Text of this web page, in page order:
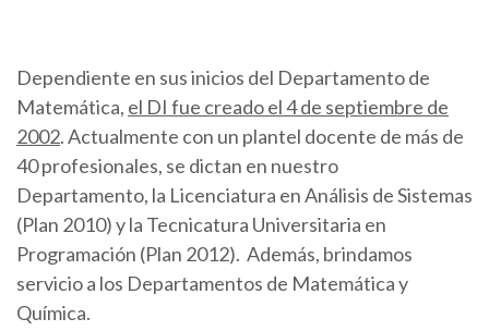
Dependiente en sus inicios del Departamento de
Matemática, el DI fue creado el 4 de septiembre de
2002. Actualmente con un plantel docente de más de
40 profesionales, se dictan en nuestro
Departamento, la Licenciatura en Análisis de Sistemas
(Plan 2010) y la Tecnicatura Universitaria en
Programación (Plan 2012). Además, brindamos
servicio a los Departamentos de Matemática y
Química.